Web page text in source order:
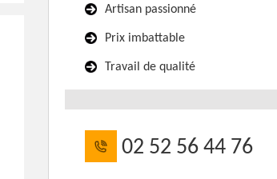
Artisan passionné
Prix imbattable
Travail de qualité
02 52 56 44 76